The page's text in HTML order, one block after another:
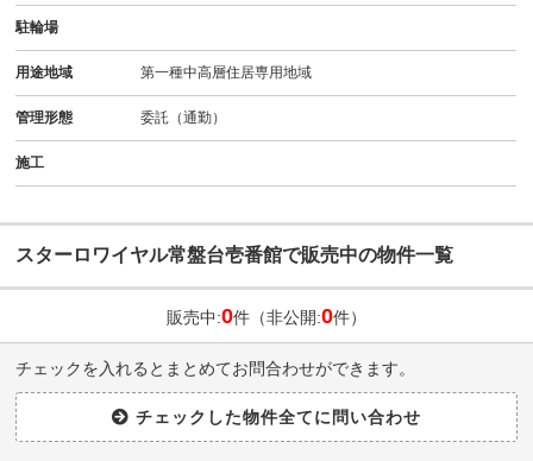
駐輪場
用途地域 第一種中高層住居専用地域
管理形態 委託（通勤）
施工
スターロワイヤル常盤台壱番館で販売中の物件一覧
販売中:0件（非公開:0件）
チェックを入れるとまとめてお問合わせができます。